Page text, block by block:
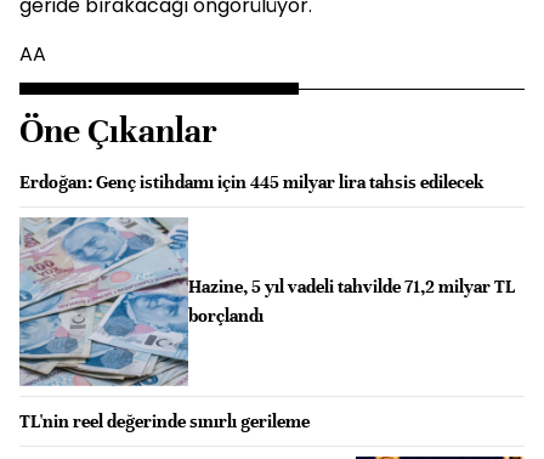
AA
Öne Çıkanlar
Erdoğan: Genç istihdamı için 445 milyar lira tahsis edilecek
Hazine, 5 yıl vadeli tahvilde 71,2 milyar TL
borçlandı
TL'nin reel değerinde sınırlı gerileme